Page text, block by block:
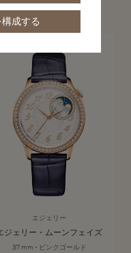
捧げるコレクション「エジ
、2つの世界を結び付けた
ウハウが奏でるスタイルと
ピースは、その内面も外面
ています。
エジェリー
ジェリー・ムーンフェイズ
37 mm - ピンクゴールド
成する